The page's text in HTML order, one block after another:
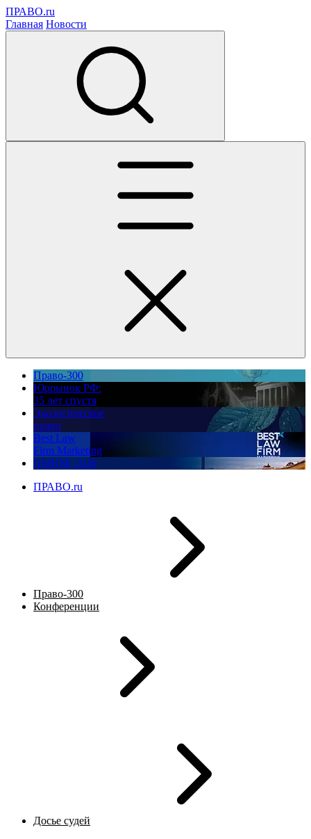
ПРАВО.ru
Главная Новости
Право-300
Юррынок РФ:
35 лет спустя
Экологическое
право
Best Law
Firm Marketing
ПМЮФ 2026
ПРАВО.ru
Право-300
Конференции
Досье судей